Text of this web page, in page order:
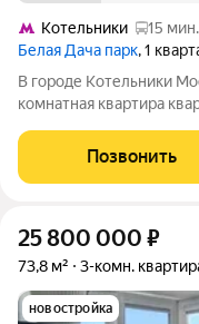
Котельники
15 мин.
Белая Дача парк, 1
В городе Котельники
комнатная квартира
Дача парк». Удобное
станции метро
Позвонить
25 800 000 ₽
73,8 м² 3-комн.
новостройка